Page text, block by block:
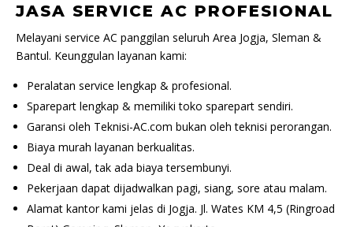
JASA SERVICE AC PROFESIONAL
Melayani service AC panggilan seluruh Area Jogja, Sleman &
Bantul. Keunggulan layanan kami:
Peralatan service lengkap & profesional.
Sparepart lengkap & memiliki toko sparepart sendiri.
Garansi oleh Teknisi-AC.com bukan oleh teknisi perorangan.
Biaya murah layanan berkualitas.
Deal di awal, tak ada biaya tersembunyi.
Pekerjaan dapat dijadwalkan pagi, siang, sore atau malam.
Alamat kantor kami jelas di Jogja. Jl. Wates KM 4,5 (Ringroad